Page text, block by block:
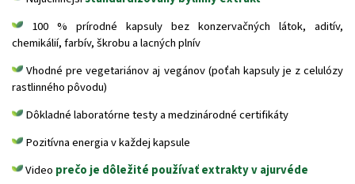
100 % prírodné kapsuly bez konzervačných látok, aditív,
chemikálií, farbív, škrobu a lacných plnív
Vhodné pre vegetariánov aj vegánov (poťah kapsuly je z celulózy
rastlinného pôvodu)
Dôkladné laboratórne testy a medzinárodné certifikáty
Pozitívna energia v každej kapsule
Video prečo je dôležité používať extrakty v ajurvéde